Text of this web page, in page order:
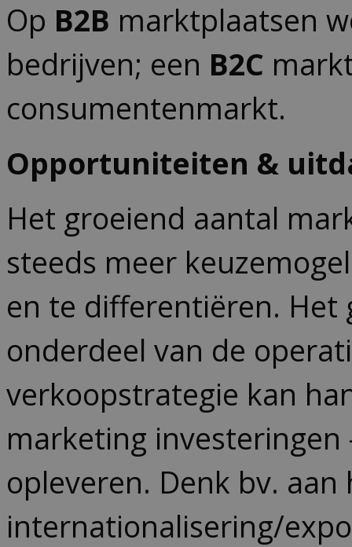
Op B2B marktplaatsen
bedrijven; een B2C
consumentenmarkt.
Opportuniteiten &
Het groeiend aantal
steeds meer
en te differentiëren. Het
onderdeel van de
verkoopstrategie kan
marketing
opleveren. Denk bv.
internationalisering/